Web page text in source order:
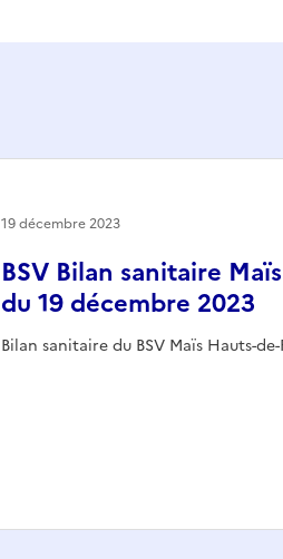
BSV Bilan sanitaire
du 19 décembre 2023
Bilan sanitaire du BSV Maïs Hauts-
19 décembre 2023